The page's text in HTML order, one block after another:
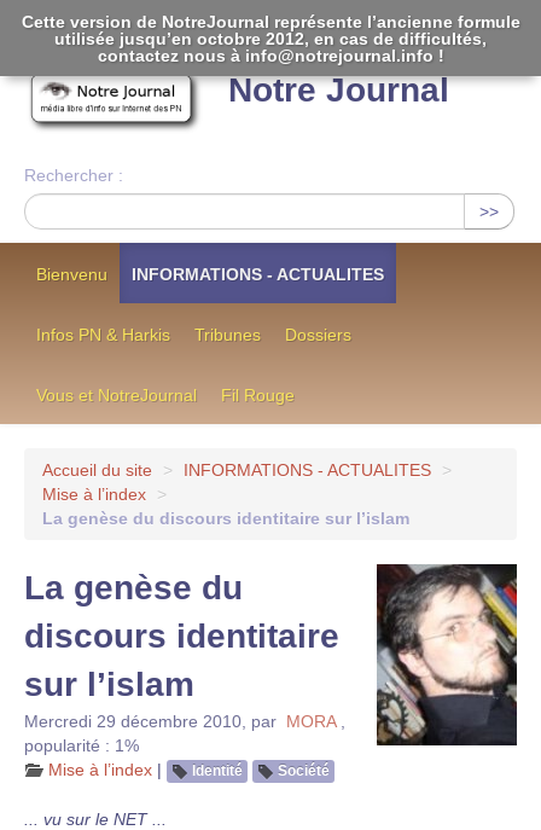
Notre Journal
Rechercher :
>>
Bienvenu INFORMATIONS - ACTUALITES
Infos PN & Harkis Tribunes Dossiers
Vous et NotreJournal Fil Rouge
Accueil du site > INFORMATIONS - ACTUALITES
>
Mise à l’index
>
La genèse du discours identitaire sur l’islam
La genèse du
discours identitaire
sur l’islam
Mercredi 29 décembre 2010 par MORA
popularité : 1%
Mise à l’index | Identité Société
... vu sur le NET ...
Cette version de NotreJournal représente l’ancienne formule
utilisée jusqu’en octobre 2012, en cas de difficultés,
contactez nous à info@notrejournal.info !